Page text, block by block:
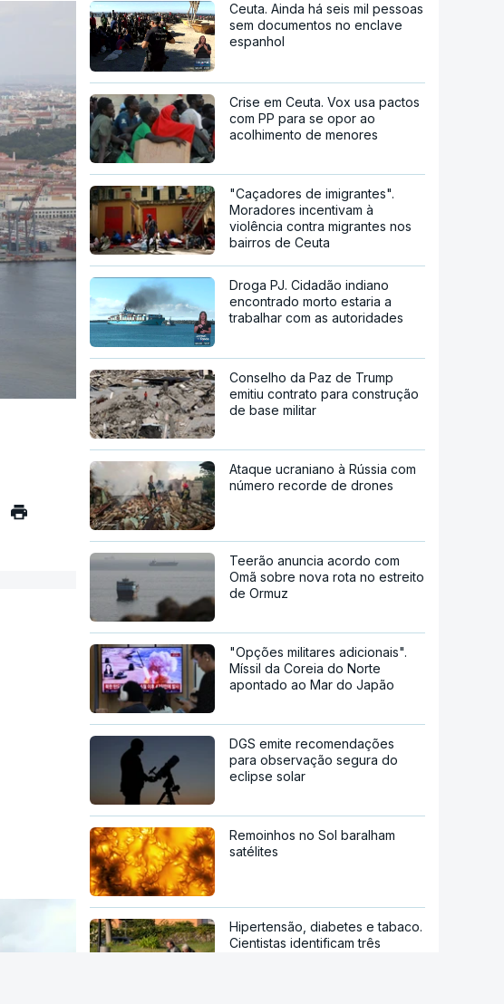
Ceuta. Ainda há seis mil pessoas
sem documentos no enclave
espanhol
Crise em Ceuta. Vox usa pactos
com PP para se opor ao
acolhimento de menores
"Caçadores de imigrantes".
Moradores incentivam à
violência contra migrantes nos
bairros de Ceuta
Droga PJ. Cidadão indiano
encontrado morto estaria a
trabalhar com as autoridades
Conselho da Paz de Trump
emitiu contrato para construção
de base militar
Ataque ucraniano à Rússia com
número recorde de drones
Teerão anuncia acordo com
Omã sobre nova rota no estreito
de Ormuz
"Opções militares adicionais".
Míssil da Coreia do Norte
apontado ao Mar do Japão
DGS emite recomendações
para observação segura do
eclipse solar
Remoinhos no Sol baralham
satélites
Hipertensão, diabetes e tabaco.
Cientistas identificam três